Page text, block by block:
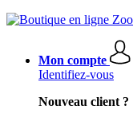
Mon compte
Identifiez-vous
Nouveau client ?